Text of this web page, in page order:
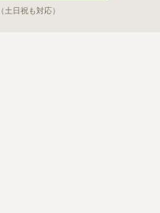
（土日祝も対応）